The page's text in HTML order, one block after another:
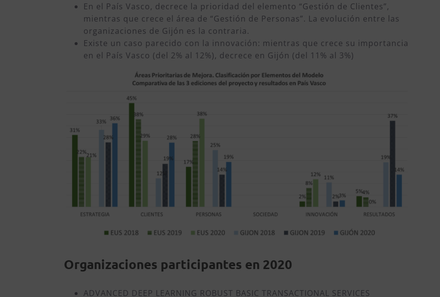
En el País Vasco, decrece la prioridad del elemento “Gestión de Clientes”,
mientras que crece el área de “Gestión de Personas”. La evolución entre las
organizaciones de Gijón es la contraria.
Existe un caso parecido con la innovación: mientras que crece su importancia
en el País Vasco (del 2% al 12%), decrece en Gijón (del 11% al 3%)
Organizaciones participantes en 2020
ADVANCED DEEP LEARNING ROBUST BASIC TRANSACTIONAL SERVICES